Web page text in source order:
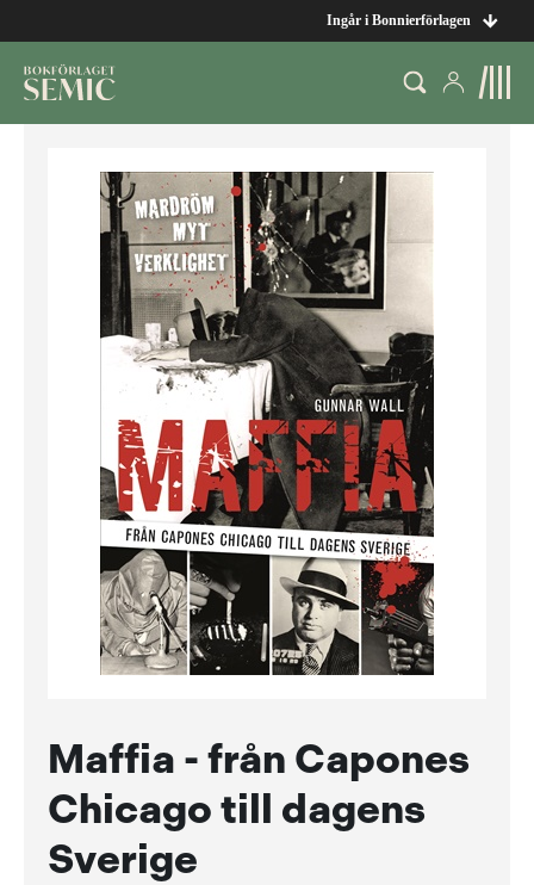
Ingår i Bonnierförlagen
Maffia - från Capones
Chicago till dagens
Sverige